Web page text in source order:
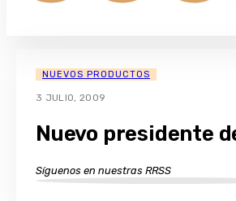
NUEVOS PRODUCTOS
3 JULIO, 2009
Nuevo presidente
Síguenos en nuestras RRSS